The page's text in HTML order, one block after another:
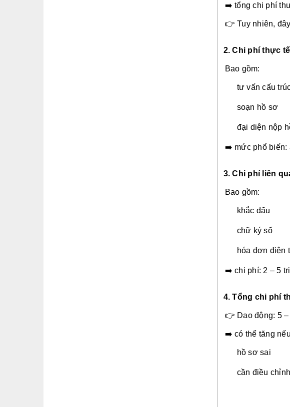
➡️ tổng chi phí
👉 Tuy nhiên,
2. Chi phí thực
Bao gồm:
tư vấn cấu
soạn hồ sơ
đại diện nộp
➡️ mức phổ biến:
3. Chi phí liên
Bao gồm:
khắc dấu
chữ ký số
hóa đơn điện
➡️ chi phí: 2 – 5
4. Tổng chi phí
👉 Dao động: 5
➡️ có thể tăng
hồ sơ sai
cần điều chỉnh